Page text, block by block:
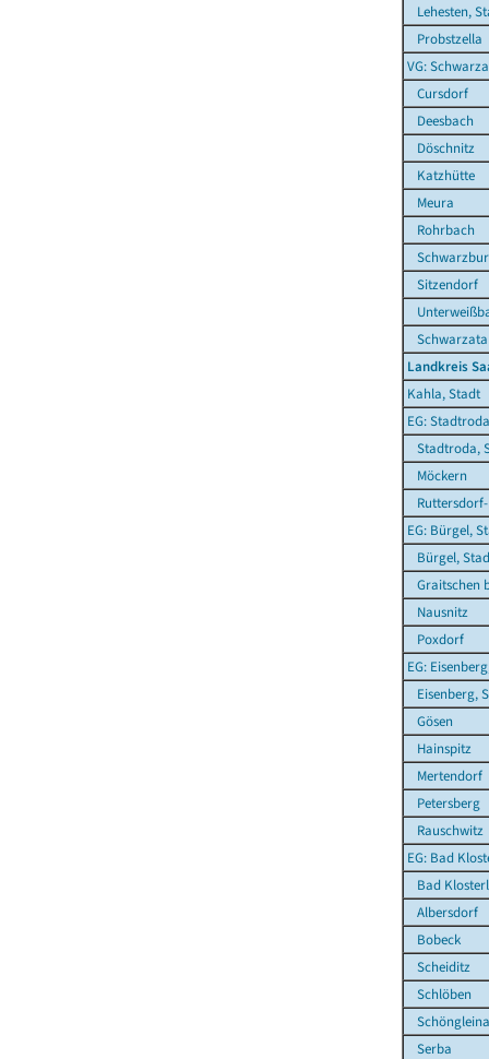
Lehesten,
Probstzella
VG:
Cursdorf
Deesbach
Döschnitz
Katzhütte
Meura
Rohrbach
Sitzendorf
Landkreis
Kahla, Stadt
EG:
Stadtroda,
Möckern
EG: Bürgel,
Bürgel,
Graitschen
Nausnitz
Poxdorf
EG:
Eisenberg,
Gösen
Hainspitz
Mertendorf
Petersberg
Rauschwitz
EG: Bad
Bad
Albersdorf
Bobeck
Scheiditz
Schlöben
Schöngleina
Serba